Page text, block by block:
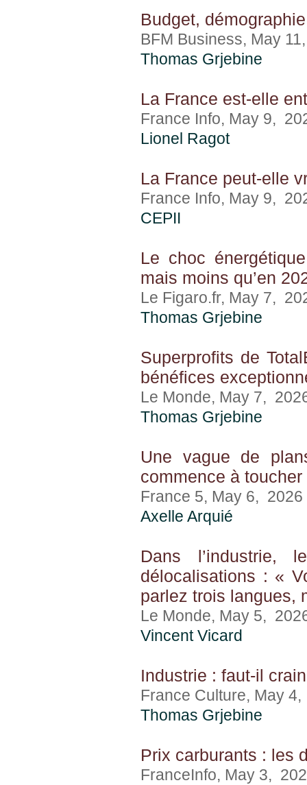
Budget,
BFM Business, May
Thomas Grjebine
La France est-elle
France Info, May 9,
Lionel Ragot
La France peut-elle
France Info, May 9,
CEPII
Le choc
mais moins qu’en
Le Figaro.fr, May 7,
Thomas Grjebine
Superprofits de
bénéfices
Le Monde, May 7,
Thomas Grjebine
Une vague de
commence à
France 5, May 6, 2026
Axelle Arquié
Dans
délocalisations : «
parlez trois langues,
Le Monde, May 5,
Vincent Vicard
Industrie : faut-il
France Culture, May
Thomas Grjebine
Prix carburants : les
FranceInfo, May 3,